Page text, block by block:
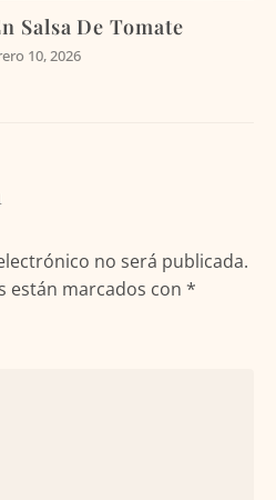
Salsa De Tomate
10, 2026
no será publicada.
están marcados con *